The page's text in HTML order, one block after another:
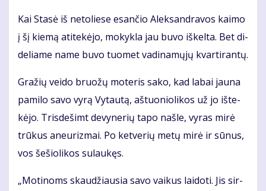
Kai Sta­sė iš ne­to­lie­se esan­čio Alek­san­dra­vos kai­mo
į šį kie­mą ati­te­kė­jo, mo­kyk­la jau bu­vo iš­kel­ta. Bet di­
de­lia­me na­me bu­vo tuo­met va­di­na­mų­jų kvar­ti­ran­tų.
Gra­žių vei­do bruo­žų mo­te­ris sa­ko, kad la­bai jau­na
pa­mi­lo sa­vo vy­rą Vy­tau­tą, aš­tuo­nio­li­kos už jo iš­te­
kė­jo. Tris­de­šimt de­vy­ne­rių ta­po naš­le, vy­ras mi­rė
trū­kus aneu­riz­mai. Po ket­ve­rių me­tų mi­rė ir sū­nus,
vos še­šio­li­kos su­lau­kęs.
„Mo­ti­noms skau­džiau­sia sa­vo vai­kus lai­do­ti. Jis sir­